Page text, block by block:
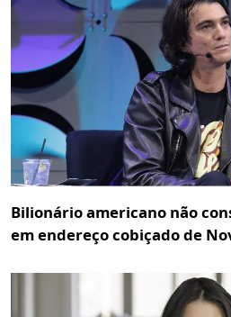
Bilionário americano não
em endereço cobiçado de